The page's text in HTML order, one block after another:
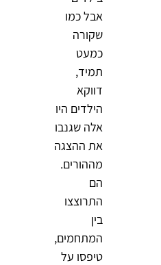
אבל כמו
שקורה
כמעט
תמיד,
דווקא
הילדים היו
אלה שגנבו
את ההצגה
מההורים.
הם
התרוצצו
בין
המתחמים,
טיפסו על